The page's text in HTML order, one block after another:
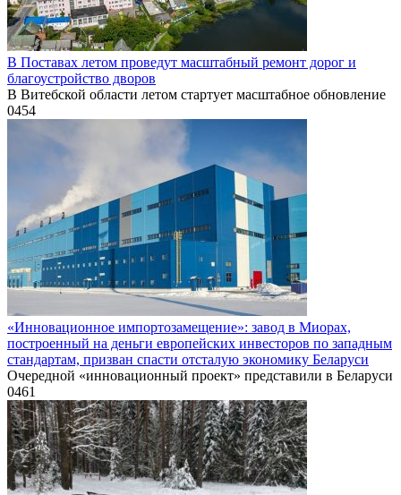
В Поставах летом проведут масштабный ремонт дорог и
благоустройство дворов
В Витебской области летом стартует масштабное обновление
0454
«Инновационное импортозамещение»: завод в Миорах,
построенный на деньги европейских инвесторов по западным
стандартам, призван спасти отсталую экономику Беларуси
Очередной «инновационный проект» представили в Беларуси
0461